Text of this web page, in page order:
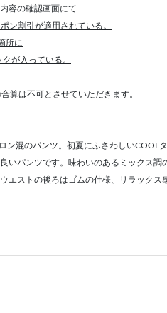
容の確認画面にて
ン割引が適用されている。
所に
が入っている。
算は不可とさせていただきます。
ン混のパンツ。初夏にふさわしいCOOL
いパンツです。味わいのあるミックス調
エストの後ろはゴムの仕様、リラックス